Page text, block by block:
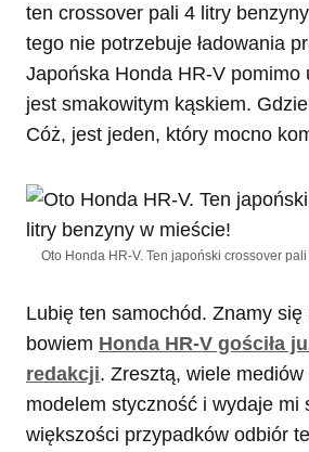
ten crossover pali 4 litry
tego nie potrzebuje ładowania
Japońska Honda HR-V pomimo
jest smakowitym kąskiem.
Cóż, jest jeden, który mocno
Oto Honda HR-V. Ten japoński crossover
Lubię ten samochód. Znamy się
bowiem Honda HR-V gościła
redakcji. Zresztą, wiele mediów
modelem styczność i wydaje mi
większości przypadków odbiór